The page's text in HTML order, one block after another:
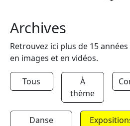
Archives
Retrouvez ici plus de 15
en images et en vidéos.
Tous
À
thème
Danse